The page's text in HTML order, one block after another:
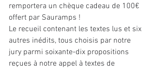
remportera un chèque cadeau de 100€
offert par Sauramps !
Le recueil contenant les textes lus et six
autres inédits, tous choisis par notre
jury parmi soixante-dix propositions
reçues à notre appel à textes de